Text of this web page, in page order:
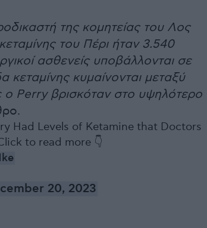
της κομητείας του Λος
του Πέρι ήταν 3.540
ασθενείς υποβάλλονται σε
κεταμίνης κυμαίνονται μεταξύ
ο Perry βρισκόταν στο υψηλότερο
Had Levels of Ketamine that Doctors
to read more 👇
20, 2023